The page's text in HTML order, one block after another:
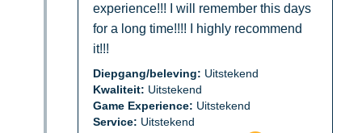
experience!!! I will remember this days
for a long time!!!! I highly recommend
it!!!
Diepgang/beleving: Uitstekend
Kwaliteit: Uitstekend
Game Experience: Uitstekend
Service: Uitstekend